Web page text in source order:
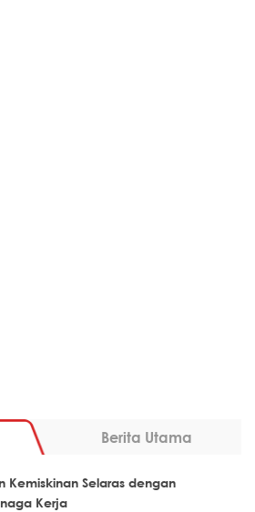
Berita Utama
Kemiskinan Selaras dengan
Kerja